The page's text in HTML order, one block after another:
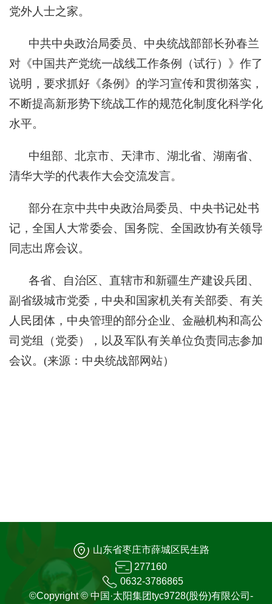
党外人士之家。
中共中央政治局委员、中央统战部部长孙春兰
对《中国共产党统一战线工作条例（试行）》作了
说明，要求抓好《条例》的学习宣传和贯彻落实，
不断提高新形势下统战工作的规范化制度化科学化
水平。
中组部、北京市、天津市、湖北省、湖南省、
清华大学的代表作大会交流发言。
部分在京中共中央政治局委员、中央书记处书
记，全国人大常委会、国务院、全国政协有关领导
同志出席会议。
各省、自治区、直辖市和新疆生产建设兵团、
副省级城市党委，中央和国家机关有关部委、有关
人民团体，中央管理的部分企业、金融机构和高公
司党组（党委），以及军队有关单位负责同志参加
会议。(来源：中央统战部网站）
山东省枣庄市薛城区民生路
277160
0632-3786865
©Copyright © 中国·太阳集团tyc9728(股份)有限公司-